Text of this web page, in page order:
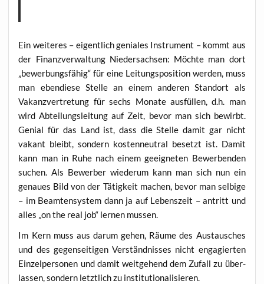
Ein wei­te­res – eigent­lich genia­les Instru­ment – kommt aus
der Finanz­ver­wal­tung Nie­der­sach­sen: Möch­te man dort
„bewer­bungs­fä­hig“ für eine Lei­tungs­po­si­ti­on wer­den, muss
man eben­die­se Stel­le an einem ande­ren Stand­ort als
Vakanz­ver­tre­tung für sechs Mona­te aus­fül­len, d.h. man
wird Abtei­lungs­lei­tung auf Zeit, bevor man sich bewirbt.
Geni­al für das Land ist, dass die Stel­le damit gar nicht
vakant bleibt, son­dern kos­ten­neu­tral besetzt ist. Damit
kann man in Ruhe nach einem geeig­ne­ten Bewer­ben­den
suchen. Als Bewer­ber wie­der­um kann man sich nun ein
genau­es Bild von der Tätig­keit machen, bevor man sel­bi­ge
– im Beam­ten­sys­tem dann ja auf Lebens­zeit – antritt und
alles „on the real job“ ler­nen mussen.
Im Kern muss aus dar­um gehen, Räu­me des Aus­tau­sches
und des gegen­sei­ti­gen Ver­ständ­nis­ses nicht enga­gier­ten
Ein­zel­per­so­nen und damit weit­ge­hend dem Zufall zu über­
las­sen, son­dern letzt­lich zu institutionalisieren.